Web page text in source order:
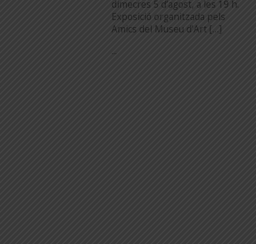
dimecres 5 d’agost, a les 19 h.
Exposició organitzada pels
Amics del Museu d’Art […]
...